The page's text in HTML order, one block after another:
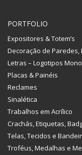
PORTFOLIO
Expositores & Totem’s
Decoração de
Letras – Logotipos
Placas & Painéis
Reclames
Sinalética
Trabalhos em Acrílico
Crachás, Etiquetas,
Telas, Tecidos e
Troféus, Medalhas e